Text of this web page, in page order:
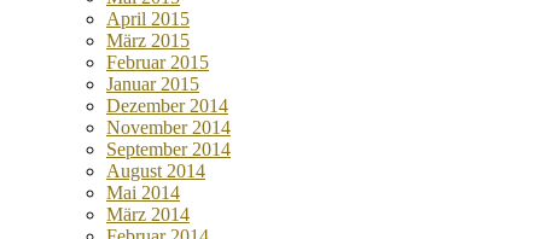
April 2015
März 2015
Februar 2015
Januar 2015
Dezember 2014
November 2014
September 2014
August 2014
Mai 2014
März 2014